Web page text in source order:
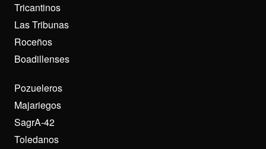
Tricantinos
Las Tribunas
Roceños
Boadillenses
Pozueleros
Majariegos
SagrA-42
Toledanos